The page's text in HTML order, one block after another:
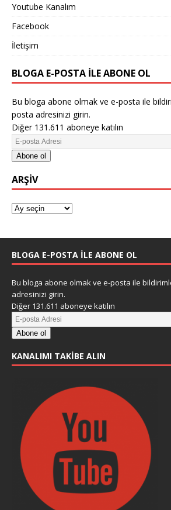
Youtube Kanalım
Facebook
İletişim
BLOGA E-POSTA ILE ABONE OL
Bu bloga abone olmak ve e-posta ile
posta adresinizi girin.
Diğer 131.611 aboneye katılın
Abone ol
ARŞIV
BLOGA E-POSTA ILE ABONE OL
Bu bloga abone olmak ve e-posta ile
adresinizi girin.
Diğer 131.611 aboneye katılın
Abone ol
KANALIMI TAKIBE ALIN